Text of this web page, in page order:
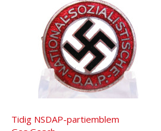
Tidig NSDAP-partiemblem